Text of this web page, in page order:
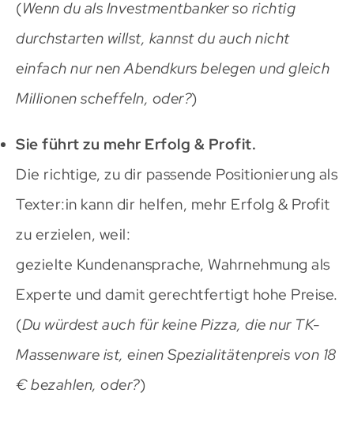
(Wenn du als Investmentbanker so richtig
durchstarten willst, kannst du auch nicht
einfach nur nen Abendkurs belegen und gleich
Millionen scheffeln, oder?)
Sie führt zu mehr Erfolg & Profit.
Die richtige, zu dir passende Positionierung als
Texter:in kann dir helfen, mehr Erfolg & Profit
zu erzielen, weil:
gezielte Kundenansprache, Wahrnehmung als
Experte und damit gerechtfertigt hohe Preise.
(Du würdest auch für keine Pizza, die nur TK-
Massenware ist, einen Spezialitätenpreis von 18
€ bezahlen, oder?)